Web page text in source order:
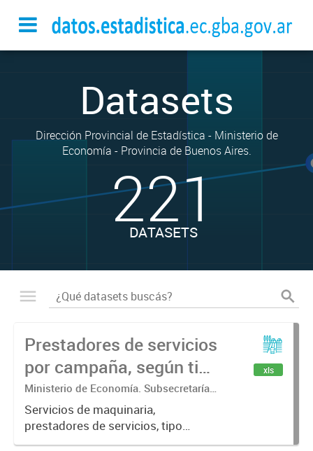
Datasets
Dirección Provincial de Estadística - Ministerio de
Economía - Provincia de Buenos Aires.
221
DATASETS
Prestadores de servicios
por campaña, según tipo
jurídico. En porcentaje
Ministerio de Economía. Subsecretaría
de Coordinación Económica y
Estadística. Dirección Provincial de
Estadística.
Servicios de maquinaria,
prestadores de servicios, tipo
jurídico
xls